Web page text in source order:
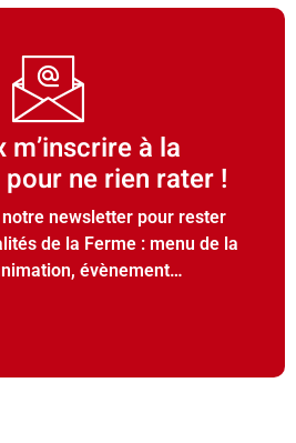
m’inscrire à la
ne rien rater !
newsletter pour rester
de la Ferme : menu de la
évènement…